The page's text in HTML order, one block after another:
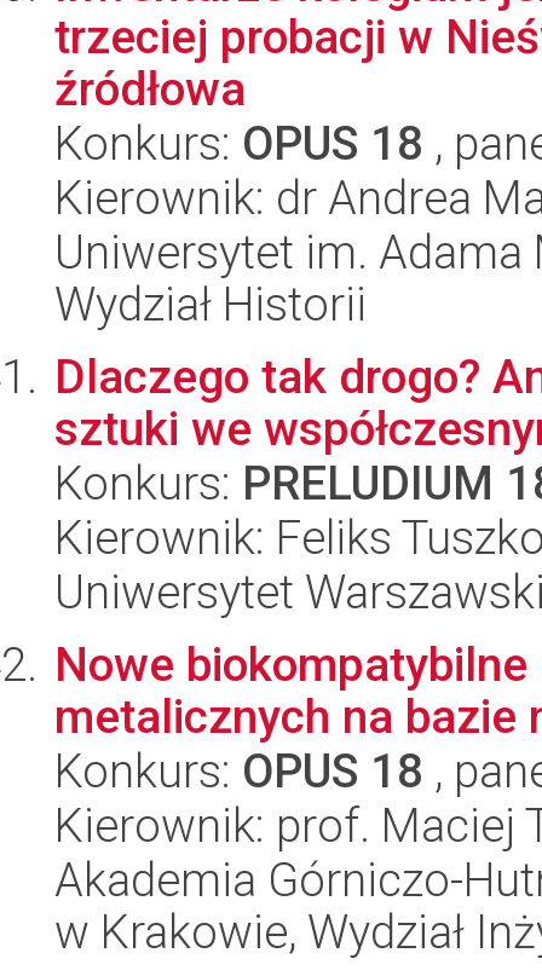
trzeciej probacji w
źródłowa
Konkurs: OPUS 18 ,
Kierownik: dr Andrea
Uniwersytet im.
Wydział Historii
Dlaczego tak drogo?
sztuki we
Konkurs: PRELUDIUM
Kierownik: Feliks
Uniwersytet
Nowe biokompatybilne
metalicznych na bazie
Konkurs: OPUS 18 ,
Kierownik: prof. Maciej
Akademia Górniczo-
w Krakowie, Wydział